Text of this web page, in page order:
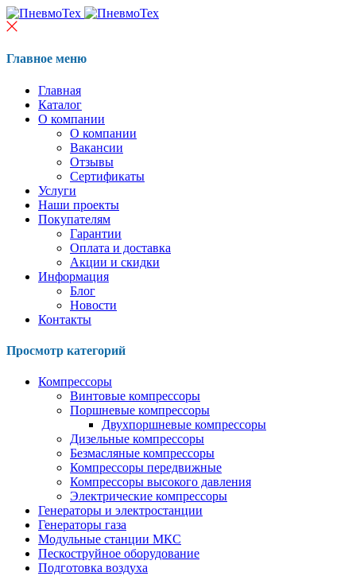
Главное меню
Главная
Каталог
О компании
О компании
Вакансии
Отзывы
Сертификаты
Услуги
Наши проекты
Покупателям
Гарантии
Оплата и доставка
Акции и скидки
Информация
Блог
Новости
Контакты
Просмотр категорий
Компрессоры
Винтовые компрессоры
Поршневые компрессоры
Двухпоршневые компрессоры
Дизельные компрессоры
Безмасляные компрессоры
Компрессоры передвижные
Компрессоры высокого давления
Электрические компрессоры
Генераторы и электростанции
Генераторы газа
Модульные станции МКС
Пескоструйное оборудование
Подготовка воздуха